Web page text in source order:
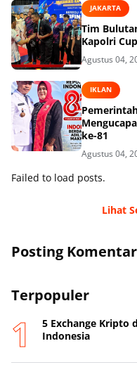
JAKARTA
Tim
Kapolri
Agustus 04,
IKLAN
ke-81
Agustus 04,
Failed to load posts.
Lihat
Posting Komentar
Terpopuler
5 Exchange Kripto
Indonesia